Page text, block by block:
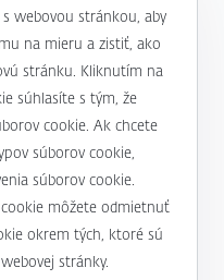
+421 232 607 187
webovou stránkou, aby
na mieru a zistiť, ako
stránku. Kliknutím na
súhlasíte s tým, že
cookie. Ak chcete
súborov cookie,
súborov cookie.
môžete odmietnuť
okrem tých, ktoré sú
stránky.